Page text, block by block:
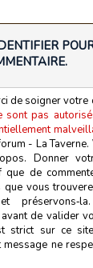
de soigner votre
sont pas
- La
Donner
que de
que vous
de valider
strict sur ce
ne